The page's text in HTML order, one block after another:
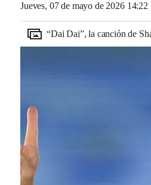
Jueves, 07 de mayo de 2026
“Dai Dai”, la canción de